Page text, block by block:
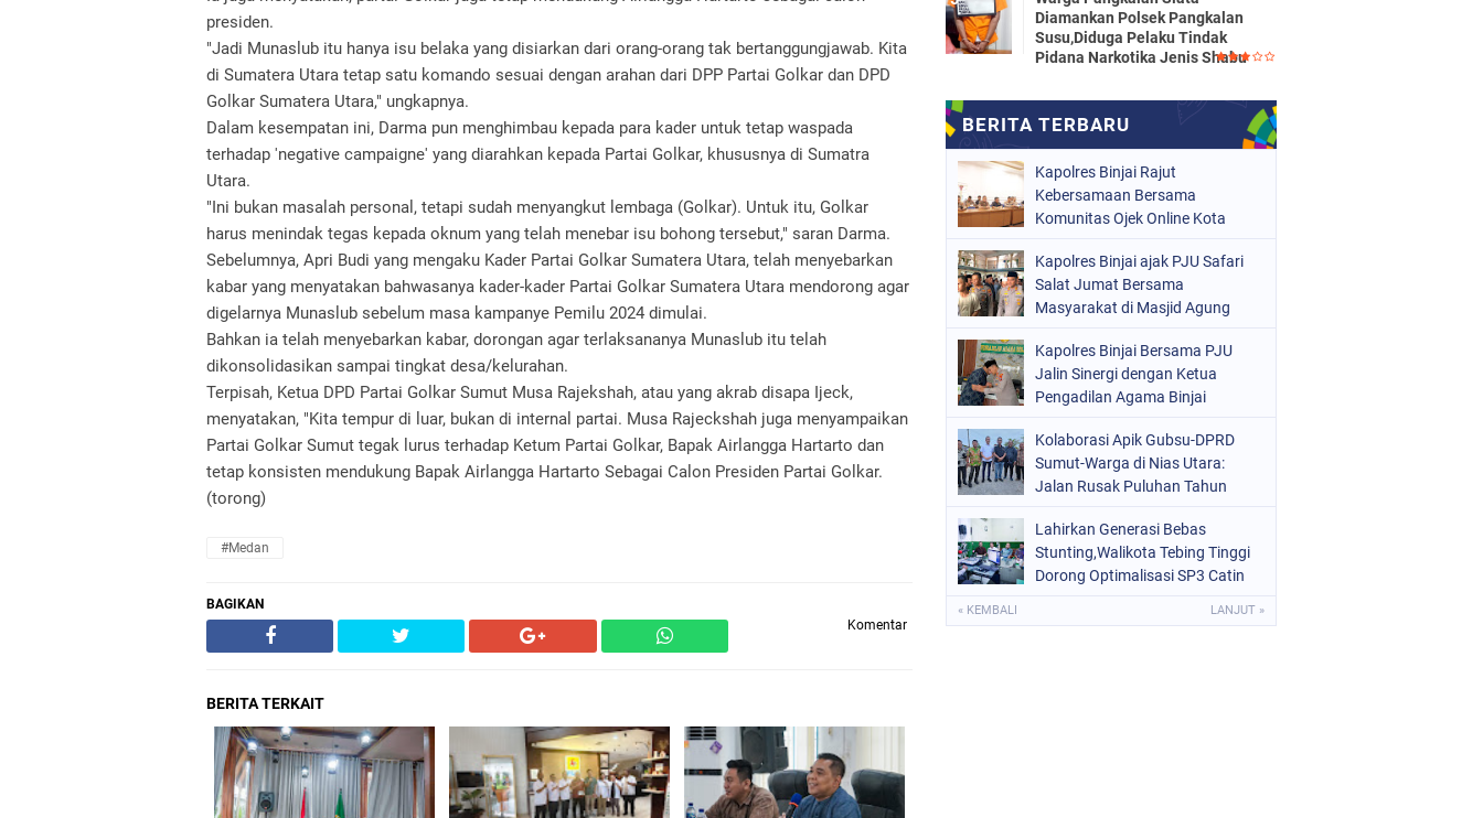
presiden.
"Jadi Munaslub itu hanya isu belaka yang disiarkan dari orang-orang tak bertanggungjawab. Kita
di Sumatera Utara tetap satu komando sesuai dengan arahan dari DPP Partai Golkar dan DPD
Golkar Sumatera Utara," ungkapnya.
Dalam kesempatan ini, Darma pun menghimbau kepada para kader untuk tetap waspada
terhadap 'negative campaigne' yang diarahkan kepada Partai Golkar, khususnya di Sumatra
Utara.
"Ini bukan masalah personal, tetapi sudah menyangkut lembaga (Golkar). Untuk itu, Golkar
harus menindak tegas kepada oknum yang telah menebar isu bohong tersebut," saran Darma.
Sebelumnya, Apri Budi yang mengaku Kader Partai Golkar Sumatera Utara, telah menyebarkan
kabar yang menyatakan bahwasanya kader-kader Partai Golkar Sumatera Utara mendorong agar
digelarnya Munaslub sebelum masa kampanye Pemilu 2024 dimulai.
Bahkan ia telah menyebarkan kabar, dorongan agar terlaksananya Munaslub itu telah
dikonsolidasikan sampai tingkat desa/kelurahan.
Terpisah, Ketua DPD Partai Golkar Sumut Musa Rajekshah, atau yang akrab disapa Ijeck,
menyatakan, "Kita tempur di luar, bukan di internal partai. Musa Rajeckshah juga menyampaikan
Partai Golkar Sumut tegak lurus terhadap Ketum Partai Golkar, Bapak Airlangga Hartarto dan
tetap konsisten mendukung Bapak Airlangga Hartarto Sebagai Calon Presiden Partai Golkar.
(torong)
#Medan
BAGIKAN
Komentar
BERITA TERKAIT
Diamankan Polsek Pangkalan
Susu,Diduga Pelaku Tindak
Pidana Narkotika Jenis Shabu
Kapolres Binjai Rajut
Kebersamaan Bersama
Komunitas Ojek Online Kota
Kapolres Binjai ajak PJU Safari
Salat Jumat Bersama
Masyarakat di Masjid Agung
Kapolres Binjai Bersama PJU
Jalin Sinergi dengan Ketua
Pengadilan Agama Binjai
Kolaborasi Apik Gubsu-DPRD
Sumut-Warga di Nias Utara:
Jalan Rusak Puluhan Tahun
Lahirkan Generasi Bebas
Stunting,Walikota Tebing Tinggi
Dorong Optimalisasi SP3 Catin
« KEMBALI LANJUT »